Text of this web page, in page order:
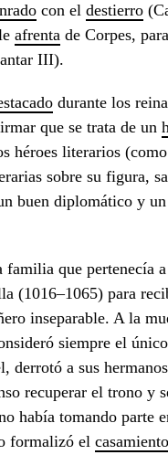
con el destierro
afrenta de Corpes,
III).
durante los
que se trata de un
héroes literarios
sobre su figura,
buen diplomático y
que pertenecía
(1016–1065) para
inseparable. A la
siempre el
derrotó a sus
recuperar el trono y
había tomando parte
formalizó el casamiento